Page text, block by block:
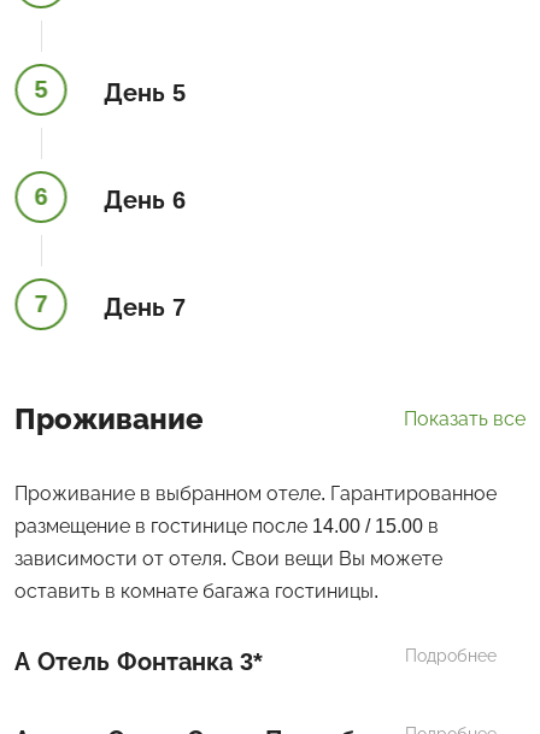
5 День 5
6 День 6
7 День 7
Проживание Показать все
Проживание в выбранном отеле. Гарантированное
размещение в гостинице после 14.00 / 15.00 в
зависимости от отеля. Свои вещи Вы можете
оставить в комнате багажа гостиницы.
А Отель Фонтанка 3* Подробнее